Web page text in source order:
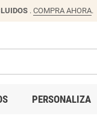
. COMPRA AHORA.
PERSONALIZA